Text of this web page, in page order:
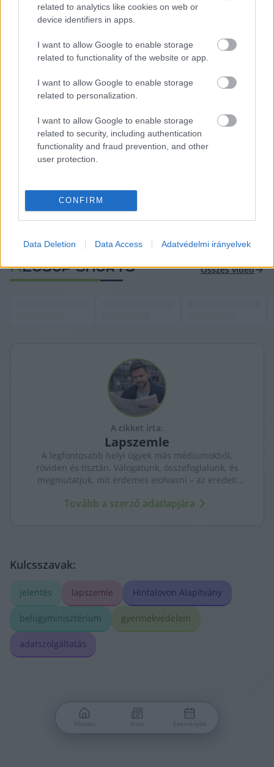
related to analytics like cookies on web or
device identifiers in apps.
I want to allow Google to enable storage
related to functionality of the website or app.
I want to allow Google to enable storage
related to personalization.
I want to allow Google to enable storage
related to security, including authentication
functionality and fraud prevention, and other
user protection.
CONFIRM
Data Deletion Data Access Adatvédelmi irányelvek
A szakember a rendszer egyik legsúlyosabb
problémájának egyébként a műsorban a
szakemberhiányt jelölte meg, amely egyszerre
igényel azonnali beavatkozást és hosszú távú
stratégiát is. Felvetette továbbá, hogy a jelenleg
gyermekvédelmi törvény már nem felel meg a
mai kihívásoknak.
Forrás: Klubrádió
KECSUP SHORTS Összes videó
A cikket írta:
Lapszemle
A legfontosabb helyi ügyek más médiumokból,
röviden és tisztán. Válogatunk, összefoglalunk, és
megmutatjuk, mit érdemes elolvasni – az eredeti
Tovább a szerző adatlapjára
Kulcsszavak:
jelentés lapszemle Hintalovon Alapítvány
belügyminisztérium gyermekvédelem
adatszolgáltatás
Főoldal Friss Események